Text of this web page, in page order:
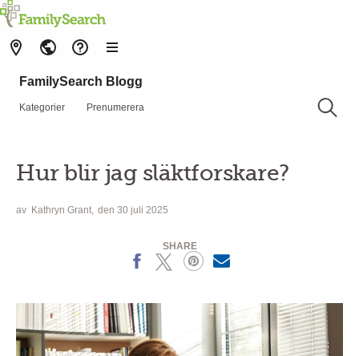
FamilySearch Blogg
Kategorier Prenumerera
Hur blir jag släktforskare?
av Kathryn Grant den 30 juli 2025
SHARE
X